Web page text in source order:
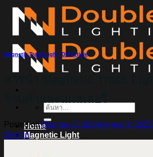
ข้าม
เนื้อหา
ค้นหา:
Home
Magnetic Light
Magnetic Track Light DN Article
Posted onกันยายน 3, 2024ตุลาคม 9, 2025
Design